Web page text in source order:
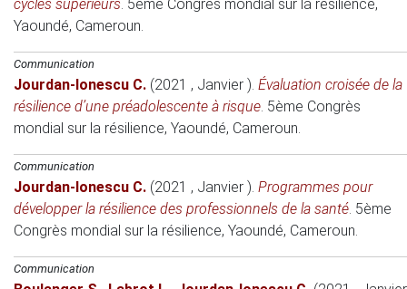
cycles supérieurs. 5ème Congrès mondial sur la résilience,
Yaoundé, Cameroun.
Communication
Jourdan-Ionescu C. (2021 , Janvier ). Évaluation croisée de la
résilience d’une préadolescente à risque. 5ème Congrès
mondial sur la résilience, Yaoundé, Cameroun.
Communication
Jourdan-Ionescu C. (2021 , Janvier ). Programmes pour
développer la résilience des professionnels de la santé. 5ème
Congrès mondial sur la résilience, Yaoundé, Cameroun.
Communication